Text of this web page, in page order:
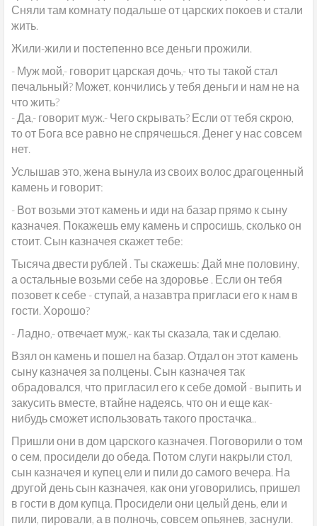
Сняли там комнату подальше от царских покоев и стали
жить.
Жили-жили и постепенно все деньги прожили.
- Муж мой,- говорит царская дочь,- что ты такой стал
печальный? Может, кончились у тебя деньги и нам не на
что жить?
- Да,- говорит муж.- Чего скрывать? Если от тебя скрою,
то от Бога все равно не спрячешься. Денег у нас совсем
нет.
Услышав это, жена вынула из своих волос драгоценный
камень и говорит:
- Вот возьми этот камень и иди на базар прямо к сыну
казначея. Покажешь ему камень и спросишь, сколько он
стоит. Сын казначея скажет тебе:
Тысяча двести рублей . Ты скажешь: Дай мне половину,
а остальные возьми себе на здоровье . Если он тебя
позовет к себе - ступай, а назавтра пригласи его к нам в
гости. Хорошо?
- Ладно,- отвечает муж,- как ты сказала, так и сделаю.
Взял он камень и пошел на базар. Отдал он этот камень
сыну казначея за полцены. Сын казначея так
обрадовался, что пригласил его к себе домой - выпить и
закусить вместе, втайне надеясь, что он и еще как-
нибудь сможет использовать такого простачка..
Пришли они в дом царского казначея. Поговорили о том
о сем, просидели до обеда. Потом слуги накрыли стол,
сын казначея и купец ели и пили до самого вечера. На
другой день сын казначея, как они уговорились, пришел
в гости в дом купца. Просидели они целый день, ели и
пили, пировали, а в полночь, совсем опьянев, заснули.